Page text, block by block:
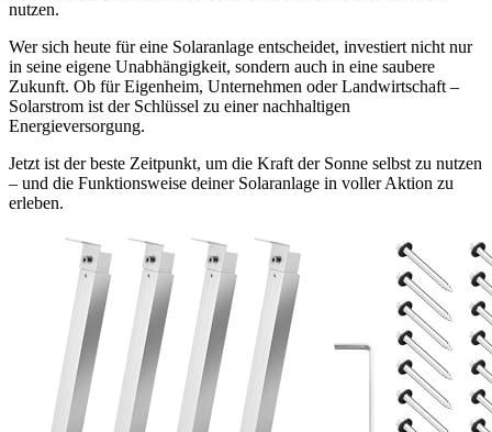
nutzen.
Wer sich heute für eine Solaranlage entscheidet, investiert nicht nur
in seine eigene Unabhängigkeit, sondern auch in eine saubere
Zukunft. Ob für Eigenheim, Unternehmen oder Landwirtschaft –
Solarstrom ist der Schlüssel zu einer nachhaltigen
Energieversorgung.
Jetzt ist der beste Zeitpunkt, um die Kraft der Sonne selbst zu nutzen
– und die Funktionsweise deiner Solaranlage in voller Aktion zu
erleben.